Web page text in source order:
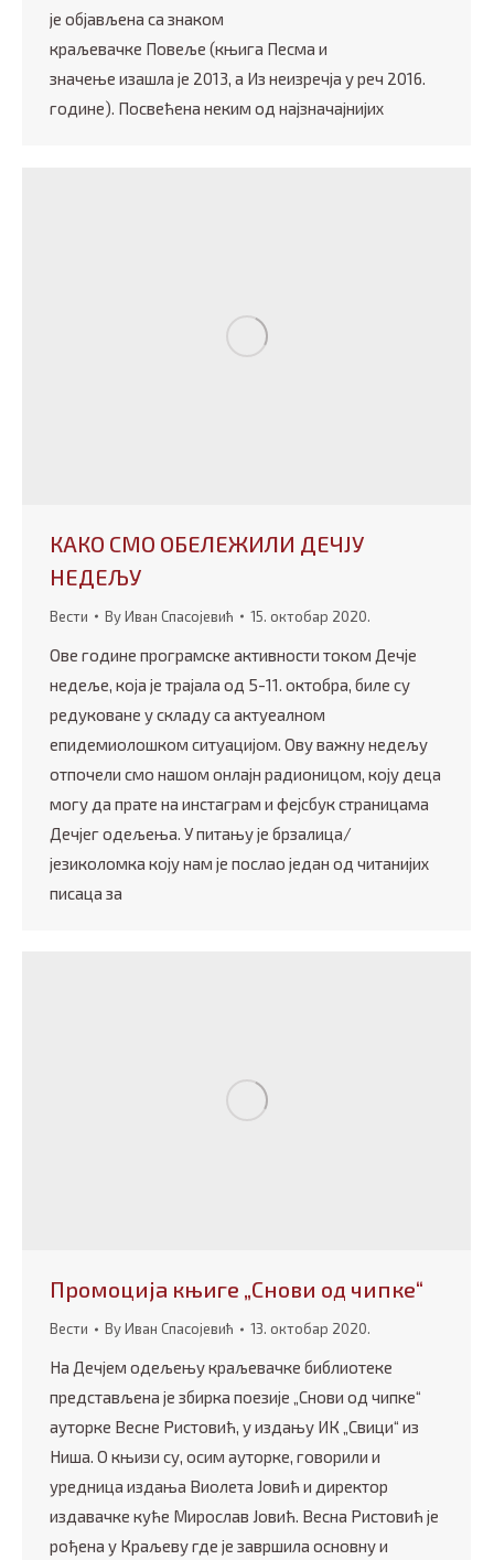
је објављена са знаком
краљевачке Повеље (књига Песма и
значење изашла је 2013, а Из неизречја у реч 2016.
године). Посвећена неким од најзначајнијих
КАКО СМО ОБЕЛЕЖИЛИ ДЕЧЈУ
НЕДЕЉУ
Вести ByИван Спасојевић 15. октобар 2020.
Ове године програмске активности током Дечје
недеље, која је трајала од 5-11. октобра, биле су
редуковане у складу са актуеалном
епидемиолошком ситуацијом. Ову важну недељу
отпочели смо нашом онлајн радионицом, коју деца
могу да прате на инстаграм и фејсбук страницама
Дечјег одељења. У питању је брзалица/
језиколомка коју нам је послао један од читанијих
писаца за
Промоција књиге „Снови од чипке“
Вести ByИван Спасојевић 13. октобар 2020.
На Дечјем одељењу краљевачке библиотеке
представљена је збирка поезије „Снови од чипке“
ауторке Весне Ристовић, у издању ИК „Свици“ из
Ниша. О књизи су, осим ауторке, говорили и
уредница издања Виолета Јовић и директор
издавачке куће Мирослав Јовић. Весна Ристовић је
рођена у Краљеву где је завршила основну и